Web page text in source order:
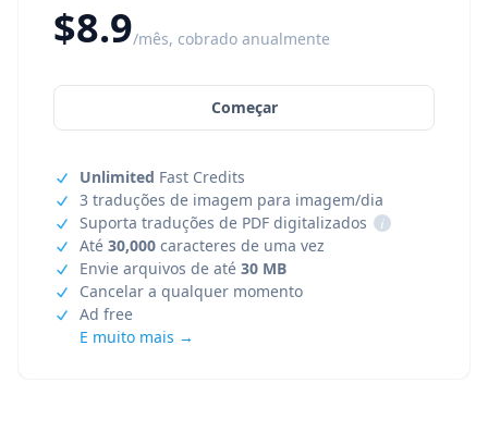
$8.9/mês, cobrado anualmente
Começar
Unlimited Fast Credits
3 traduções de imagem para imagem/dia
Suporta traduções de PDF digitalizados
i
Até 30,000 caracteres de uma vez
Envie arquivos de até 30 MB
Cancelar a qualquer momento
Ad free
E muito mais →